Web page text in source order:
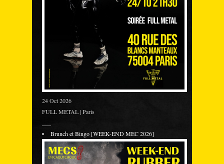
24 Oct 2026
FULL METAL | Paris
Brunch et Bingo [WEEK-END MEC 2026]